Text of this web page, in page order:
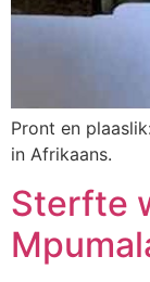
Pront en
in Afrikaans.
Sterfte